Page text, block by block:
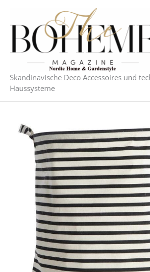
springen
Skandinavische Deco Accessoires und
Haussysteme